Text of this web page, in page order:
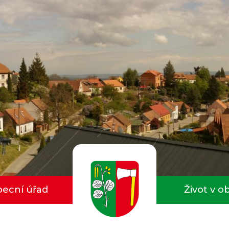
úřad Život v